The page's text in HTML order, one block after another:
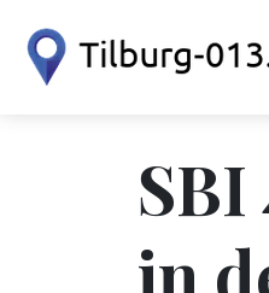
SBI
in